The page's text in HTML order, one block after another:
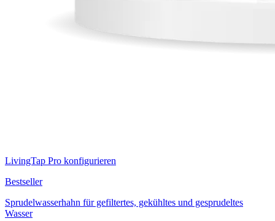
LivingTap Pro konfigurieren
Bestseller
Sprudelwasserhahn für gefiltertes, gekühltes und gesprudeltes
Wasser